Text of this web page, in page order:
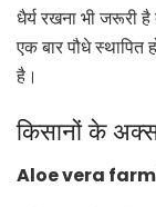
धैर्य रखना भी जरूरी
एक बार पौधे स्थापित
है।
किसानों के
Aloe vera